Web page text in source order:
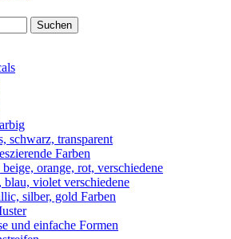
Suchen
schwarz, transparent
Farben
beige, orange, rot, verschiedene
blau, violet verschiedene
silber, gold Farben
und einfache Formen